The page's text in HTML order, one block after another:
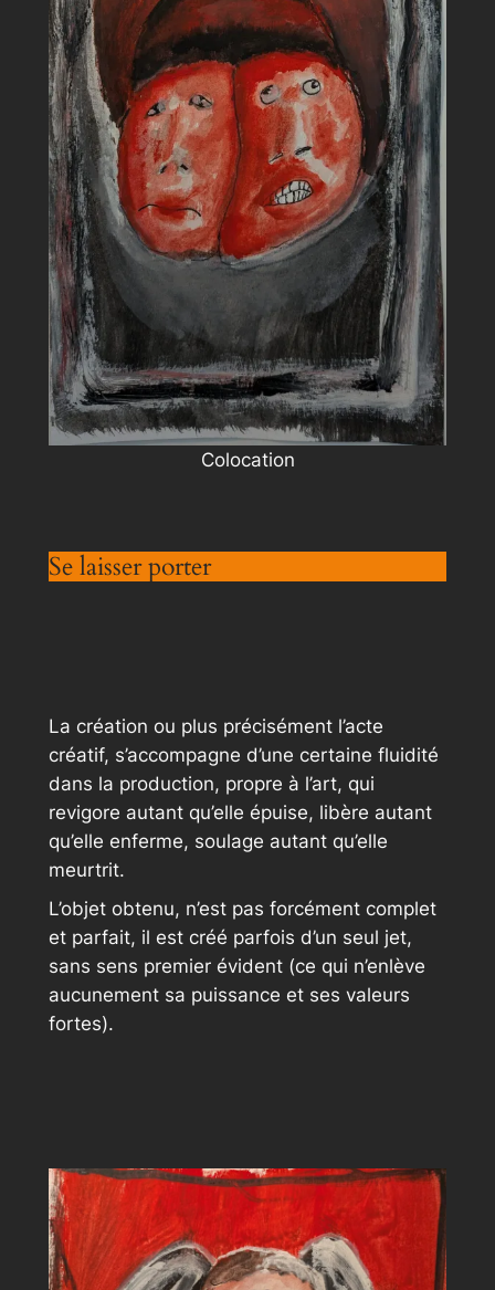
Colocation
Se laisser porter
La création ou plus précisément l’acte
créatif, s’accompagne d’une certaine fluidité
dans la production, propre à l’art, qui
revigore autant qu’elle épuise, libère autant
qu’elle enferme, soulage autant qu’elle
meurtrit.
L’objet obtenu, n’est pas forcément complet
et parfait, il est créé parfois d’un seul jet,
sans sens premier évident (ce qui n’enlève
aucunement sa puissance et ses valeurs
fortes).